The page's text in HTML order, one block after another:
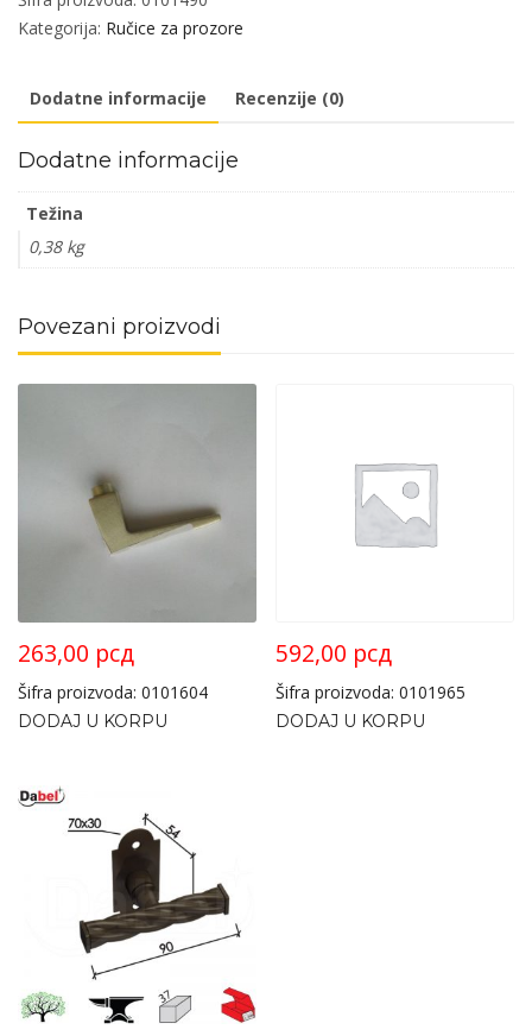
NN
Kategorija: Ručice za prozore
Dodatne informacije Recenzije (0)
Dodatne informacije
Težina
0,38 kg
Povezani proizvodi
263,00 рсд
Šifra proizvoda: 0101604
DODAJ U KORPU
592,00 рсд
Šifra proizvoda: 0101965
DODAJ U KORPU